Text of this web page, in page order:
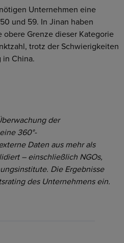
Unternehmen eine
und 59. In Jinan haben
obere Grenze dieser Kategorie
trotz der Schwierigkeiten
in China.
der
360°-
Daten aus mehr als
– einschließlich NGOs,
Die Ergebnisse
des Unternehmens ein.